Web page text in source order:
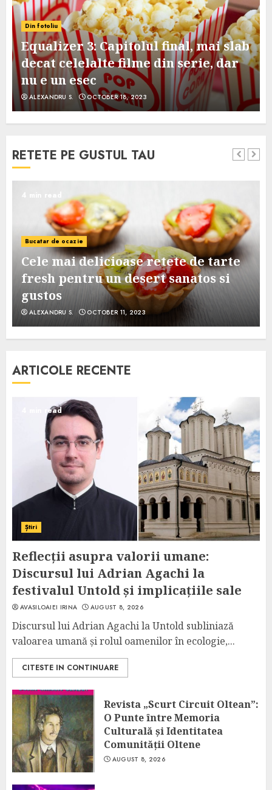
Din fotoliu
Equalizer 3: Capitolul final, mai slab
decat celelalte filme din serie, dar
nu e un esec
ALEXANDRU S. OCTOBER 18, 2023
RETETE PE GUSTUL TAU
4 min read
Bucatar de ocazie
Cele mai delicioase retete de tarte
fresh pentru un desert sanatos si
gustos
ALEXANDRU S. OCTOBER 11, 2023
ARTICOLE RECENTE
4 min read
Știri
Reflecții asupra valorii umane:
Discursul lui Adrian Agachi la
festivalul Untold și implicațiile sale
AVASILOAIEI IRINA AUGUST 8, 2026
Discursul lui Adrian Agachi la Untold subliniază
valoarea umană și rolul oamenilor în ecologie,...
CITESTE IN CONTINUARE
Revista „Scurt Circuit Oltean”:
O Punte între Memoria
Culturală și Identitatea
Comunității Oltene
AUGUST 8, 2026